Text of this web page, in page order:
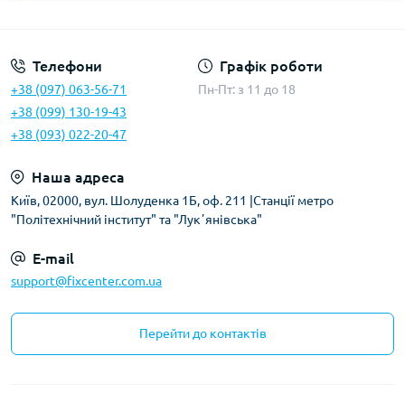
Телефони
+38 (097) 063-56-71
+38 (099) 130-19-43
+38 (093) 022-20-47
Графік роботи
Пн-Пт: з 11 до 18
Наша адреса
Київ, 02000, вул. Шолуденка 1Б, оф. 211 |Станції метро
"Політехнічний інститут" та "Лукʼянівська"
E-mail
support@fixcenter.com.ua
Перейти до контактів